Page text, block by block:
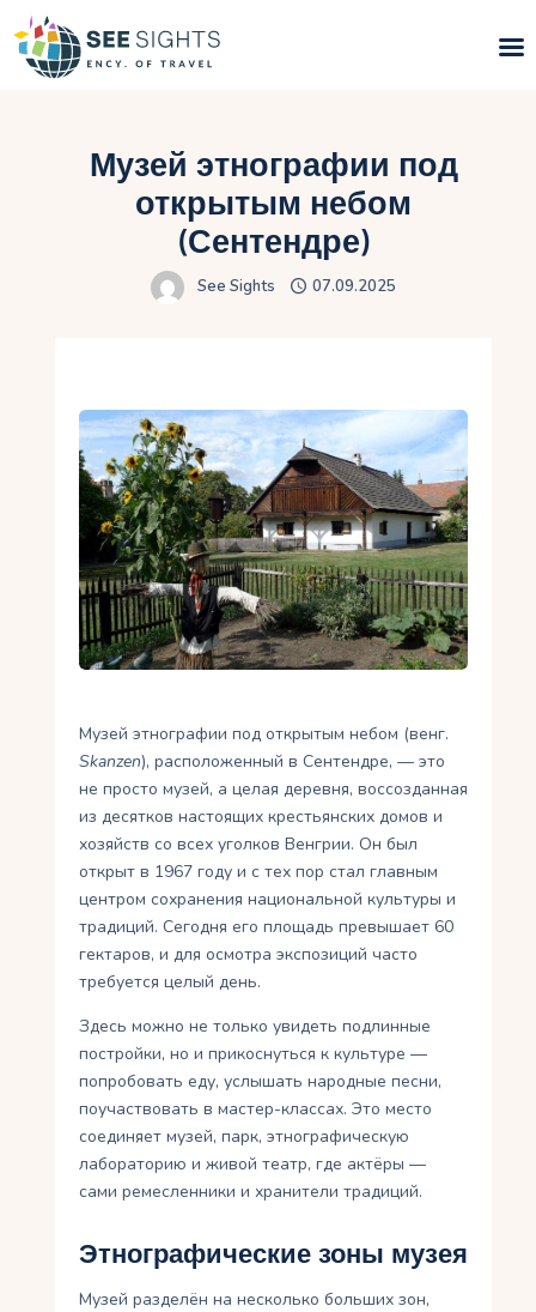
Горящие туры
Типы Туров
Блог
Контакты
Музей этнографии под
открытым небом
(Сентендре)
See Sights 07.09.2025
Музей этнографии под открытым небом (венг.
Skanzen), расположенный в Сентендре, — это
не просто музей, а целая деревня, воссозданная
из десятков настоящих крестьянских домов и
хозяйств со всех уголков Венгрии. Он был
открыт в 1967 году и с тех пор стал главным
центром сохранения национальной культуры и
традиций. Сегодня его площадь превышает 60
гектаров, и для осмотра экспозиций часто
требуется целый день.
Здесь можно не только увидеть подлинные
постройки, но и прикоснуться к культуре —
попробовать еду, услышать народные песни,
поучаствовать в мастер-классах. Это место
соединяет музей, парк, этнографическую
лабораторию и живой театр, где актёры —
сами ремесленники и хранители традиций.
Этнографические зоны музея
Музей разделён на несколько больших зон,